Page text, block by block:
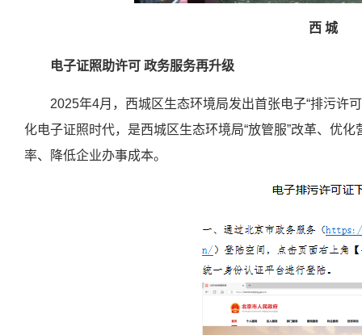
西 城
电子证照助许可 政务服务再升级
2025年4月，西城区生态环境局发出首张电子“排污许
化电子证照时代，是西城区生态环境局“放管服”改革、优
率、降低企业办事成本。